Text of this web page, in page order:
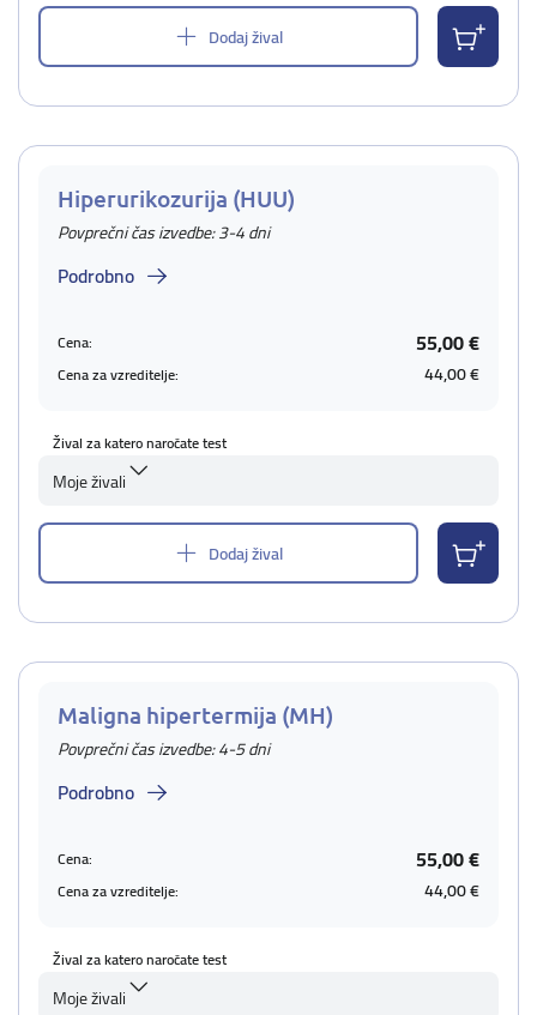
Dodaj žival
Hiperurikozurija (HUU)
Povprečni čas izvedbe: 3-4 dni
Podrobno
Cena: 55,00 €
Cena za vzreditelje: 44,00 €
Žival za katero naročate test
Moje živali
Dodaj žival
Maligna hipertermija (MH)
Povprečni čas izvedbe: 4-5 dni
Podrobno
Cena: 55,00 €
Cena za vzreditelje: 44,00 €
Žival za katero naročate test
Moje živali